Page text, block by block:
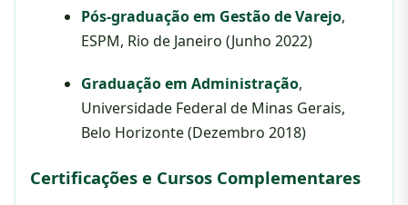
Pós-graduação em Gestão de Varejo,
ESPM, Rio de Janeiro (Junho 2022)
Graduação em Administração,
Universidade Federal de Minas Gerais,
Belo Horizonte (Dezembro 2018)
Certificações e Cursos Complementares